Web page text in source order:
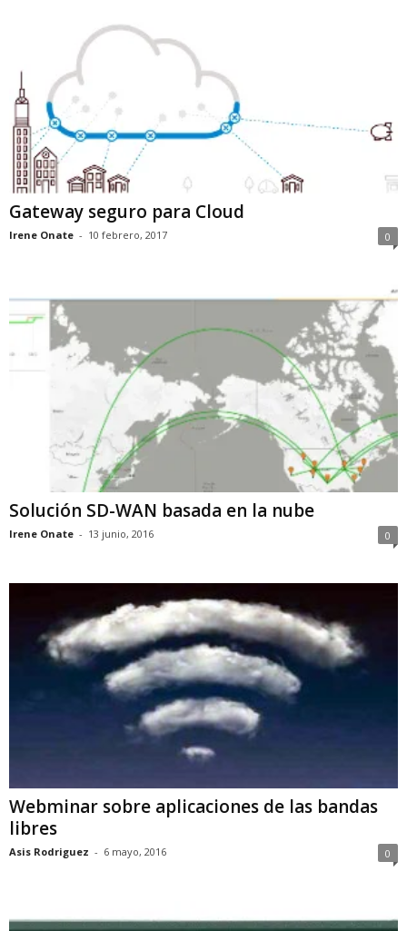
Gateway seguro para Cloud
Irene Onate - 10 febrero, 2017 0
Solución SD-WAN basada en la nube
Irene Onate - 13 junio, 2016 0
Webminar sobre aplicaciones de las bandas
libres
Asis Rodriguez - 6 mayo, 2016 0